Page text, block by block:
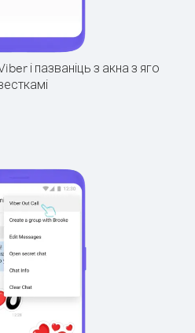
і пазваніць з акна з яго